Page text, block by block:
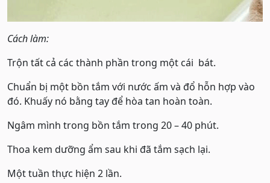
Cách làm:
Trộn tất cả các thành phần trong một cái bát.
Chuẩn bị một bồn tắm với nước ấm và đổ hỗn hợp vào
đó. Khuấy nó bằng tay để hòa tan hoàn toàn.
Ngâm mình trong bồn tắm trong 20 – 40 phút.
Thoa kem dưỡng ẩm sau khi đã tắm sạch lại.
Một tuần thực hiện 2 lần.